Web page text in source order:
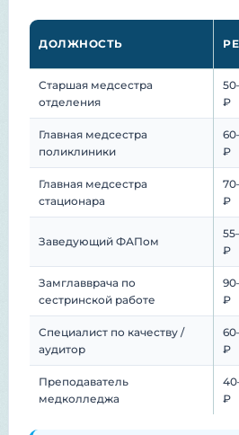
ДОЛЖНОСТЬ
Старшая медсестра
отделения
₽
Главная медсестра
поликлиники
₽
Главная медсестра
стационара
₽
Заведующий ФАПом
₽
Замглавврача по
сестринской работе
₽
Специалист по качеству /
аудитор
₽
Преподаватель
медколледжа
₽